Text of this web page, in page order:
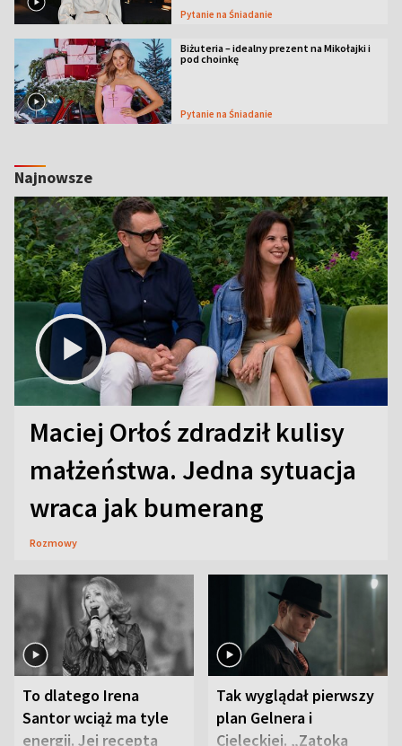
Pytanie na Śniadanie
Biżuteria – idealny prezent na Mikołajki i
pod choinkę
Pytanie na Śniadanie
Najnowsze
Maciej Orłoś zdradził kulisy
małżeństwa. Jedna sytuacja
wraca jak bumerang
Rozmowy
To dlatego Irena
Santor wciąż ma tyle
energii. Jej recepta
Tak wyglądał pierwszy
plan Gelnera i
Cieleckiej. „Zatoka